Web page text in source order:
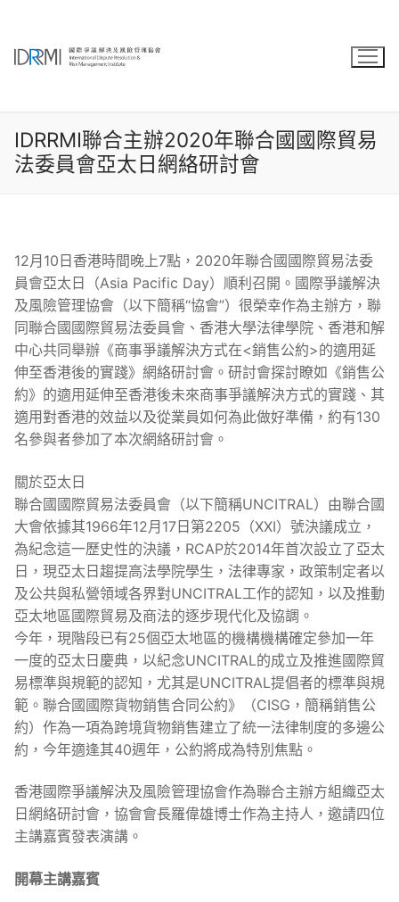
content
IDRRMI聯合主辦2020年聯合國國際貿易
法委員會亞太日網絡研討會
12月10日香港時間晚上7點，2020年聯合國國際貿易法委
員會亞太日（Asia Pacific Day）順利召開。國際爭議解決
及風險管理協會（以下簡稱“協會”）很榮幸作為主辦方，聯
同聯合國國際貿易法委員會、香港大學法律學院、香港和解
中心共同舉辦《商事爭議解決方式在<銷售公約>的適用延
伸至香港後的實踐》網絡研討會。研討會探討瞭如《銷售公
約》的適用延伸至香港後未來商事爭議解決方式的實踐、其
適用對香港的效益以及從業員如何為此做好準備，約有130
名參與者參加了本次網絡研討會。
關於亞太日
聯合國國際貿易法委員會（以下簡稱UNCITRAL）由聯合國
大會依據其1966年12月17日第2205（XXI）號決議成立，
為紀念這一歷史性的決議，RCAP於2014年首次設立了亞太
日，現亞太日趨提高法學院學生，法律專家，政策制定者以
及公共與私營領域各界對UNCITRAL工作的認知，以及推動
亞太地區國際貿易及商法的逐步現代化及協調。
今年，現階段已有25個亞太地區的機構機構確定參加一年
一度的亞太日慶典，以紀念UNCITRAL的成立及推進國際貿
易標準與規範的認知，尤其是UNCITRAL提倡者的標準與規
範。聯合國國際貨物銷售合同公約》（CISG，簡稱銷售公
約）作為一項為跨境貨物銷售建立了統一法律制度的多邊公
約，今年適逢其40週年，公約將成為特別焦點。
香港國際爭議解決及風險管理協會作為聯合主辦方組織亞太
日網絡研討會，協會會長羅偉雄博士作為主持人，邀請四位
主講嘉賓發表演講。
開幕主講嘉賓